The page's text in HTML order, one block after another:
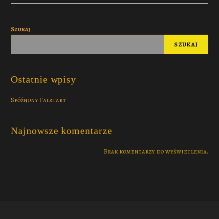
Szukaj
SZUKAJ
Ostatnie wpisy
Spóźnony Falstart
Najnowsze komentarze
Brak komentarzy do wyświetlenia.